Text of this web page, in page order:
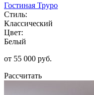
Гостиная Труро
Стиль:
Классический
Цвет:
Белый
от 55 000 руб.
Рассчитать